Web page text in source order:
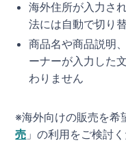
海外住所が入力さ
法には自動で切り
商品名や商品説明
ーナーが入力した
わりません
※海外向けの販売を希
売 」の利用をご検討く